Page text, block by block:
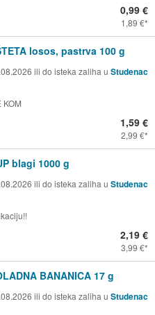
0,99 €
1,89 €
losos, pastrva 100 g
ili do isteka zaliha u Studenac
KOM
1,59 €
2,99 €
blagi 1000 g
ili do isteka zaliha u Studenac
2,19 €
3,99 €
BANANICA 17 g
ili do isteka zaliha u Studenac